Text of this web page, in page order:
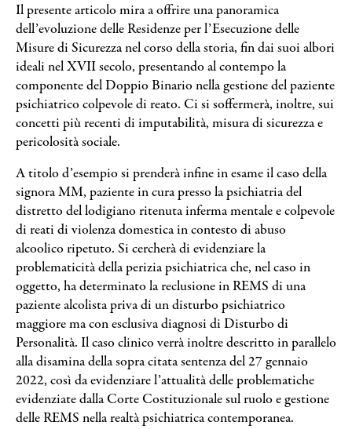
Il presente articolo mira a offrire una panoramica
dell’evoluzione delle Residenze per l’Esecuzione delle
Misure di Sicurezza nel corso della storia, fin dai suoi albori
ideali nel XVII secolo, presentando al contempo la
componente del Doppio Binario nella gestione del paziente
psichiatrico colpevole di reato. Ci si soffermerà, inoltre, sui
concetti più recenti di imputabilità, misura di sicurezza e
pericolosità sociale.
A titolo d’esempio si prenderà infine in esame il caso della
signora MM, paziente in cura presso la psichiatria del
distretto del lodigiano ritenuta inferma mentale e colpevole
di reati di violenza domestica in contesto di abuso
alcoolico ripetuto. Si cercherà di evidenziare la
problematicità della perizia psichiatrica che, nel caso in
oggetto, ha determinato la reclusione in REMS di una
paziente alcolista priva di un disturbo psichiatrico
maggiore ma con esclusiva diagnosi di Disturbo di
Personalità. Il caso clinico verrà inoltre descritto in parallelo
alla disamina della sopra citata sentenza del 27 gennaio
2022, così da evidenziare l’attualità delle problematiche
evidenziate dalla Corte Costituzionale sul ruolo e gestione
delle REMS nella realtà psichiatrica contemporanea.